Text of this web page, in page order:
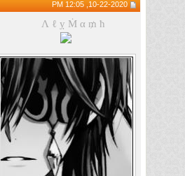
Λ ℓ ỵ Ṁ α ₥ ћ